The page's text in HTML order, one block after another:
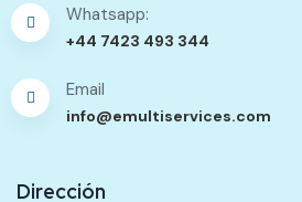
Whatsapp:
+44 7423 493 344
Email
info@emultiservices.com
Dirección